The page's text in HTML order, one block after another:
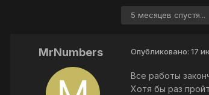
5 месяцев спустя...
MrNumbers Опубликовано: 17
Все работы
Хотя бы раз